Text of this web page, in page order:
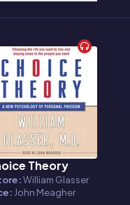
Theory
William Glasser
John Meagher